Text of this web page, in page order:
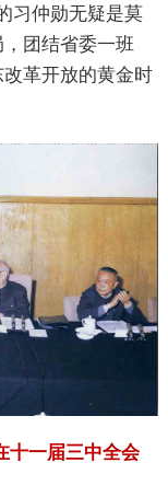
习仲勋无疑是莫
团结省委一班
革开放的黄金时
十一届三中全会